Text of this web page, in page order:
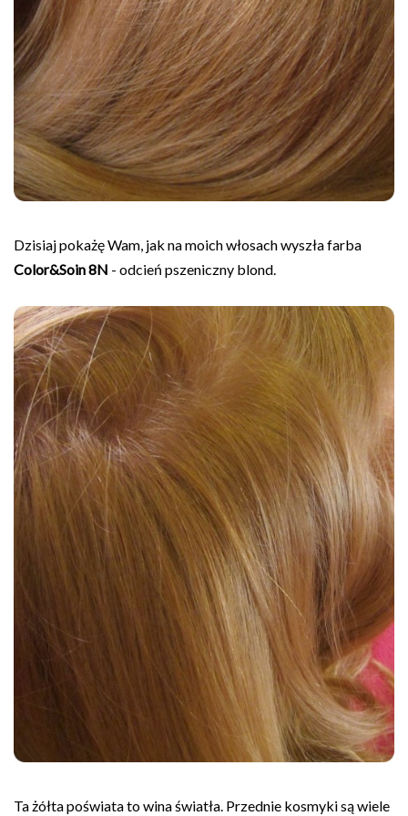
Dzisiaj pokażę Wam, jak na moich włosach wyszła farba
Color&Soin 8N - odcień pszeniczny blond.
Ta żółta poświata to wina światła. Przednie kosmyki są wiele